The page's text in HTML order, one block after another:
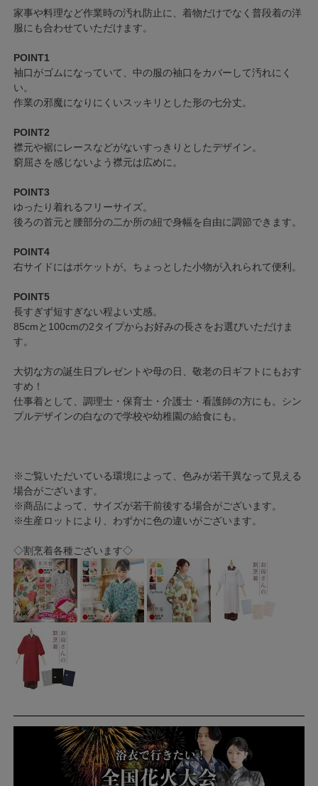
家事や料理など作業時の汚れ防止に、着物だけでなく普段着の洋
服にも合わせていただけます。
POINT1
袖口がゴムになっていて、中の服の袖口をカバーして汚れにく
い。
作業の邪魔になりにくいスッキリとした形の七分丈。
POINT2
襟元や裾にレースなどがないすっきりとしたデザイン。
窮屈さを感じないよう襟元は広めに。
POINT3
ゆったり着れるフリーサイズ。
後ろの首元と腰部分の二か所の紐で身幅を自由に調節できます。
POINT4
右サイドにはポケットが。ちょっとした小物が入れられて便利。
POINT5
長すぎず短すぎない程よい丈感。
85cmと100cmの2タイプからお好みの長さをお選びいただけま
す。
大切な方の誕生日プレゼントや母の日、敬老の日ギフトにもおす
すめ！
仕事着として、調理士・保育士・介護士・看護師の方にも。シン
プルデザインの白なので学校や幼稚園の給食にも。
※ご覧いただいている環境によって、色みが若干異なって見える
場合がございます。
※商品によって、サイズが若干前後する場合がございます。
※生産ロットにより、わずかに色の違いがございます。
◇割烹着各種ございます◇